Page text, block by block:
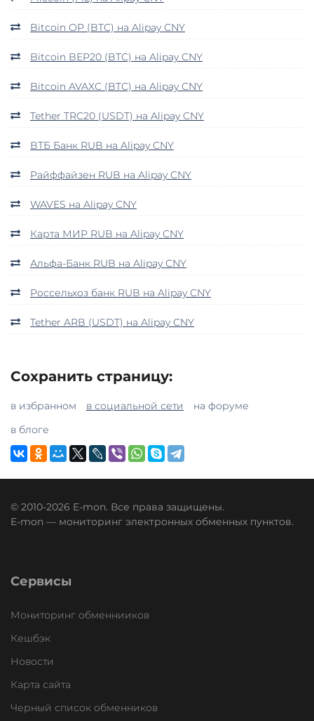
Bitcoin OP (BTC) на Alipay CNY
Bitcoin BEP20 (BTC) на Alipay CNY
Bitcoin AVAXC (BTC) на Alipay CNY
Tether TRC20 (USDT) на Alipay CNY
ВТБ Банк RUB на Alipay CNY
Райффайзен RUB на Alipay CNY
WAVES на Alipay CNY
Карта МИР RUB на Alipay CNY
Альфа-Банк RUB на Alipay CNY
Россельхоз банк RUB на Alipay CNY
Tether ARB (USDT) на Alipay CNY
Сохранить страницу:
в избранном в социальной сети
на форуме
в блоге
© 2010-2026 E-mon. Все права защищены.
E-mon — мониторинг электронных обменных пунктов.
Сервисы
Мониторинг обменнииков
Кешбэк
Новости
Карта сайта
Черный список обменников